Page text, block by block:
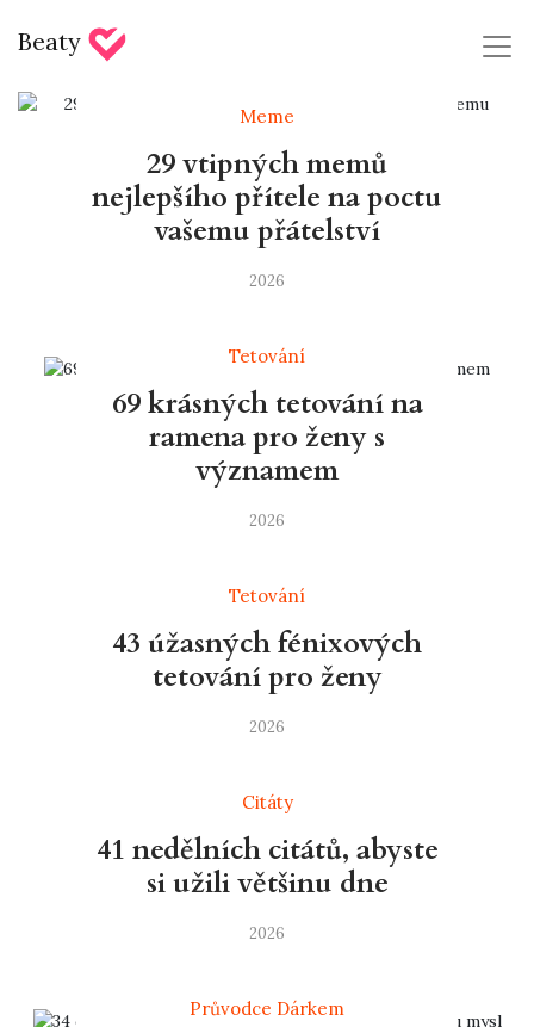
Beaty
Meme
29 vtipných memů
nejlepšího přítele na poctu
vašemu přátelství
2026
Tetování
69 krásných tetování na
ramena pro ženy s
významem
2026
Tetování
43 úžasných fénixových
tetování pro ženy
2026
Citáty
41 nedělních citátů, abyste
si užili většinu dne
2026
Průvodce Dárkem